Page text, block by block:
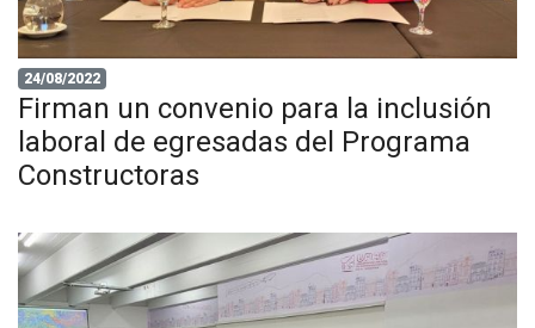
24/08/2022
Firman un convenio para la inclusión
laboral de egresadas del Programa
Constructoras